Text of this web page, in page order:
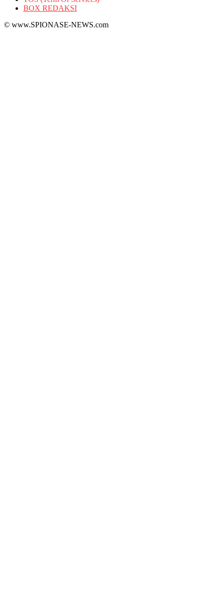
BOX REDAKSI
© www.SPIONASE-NEWS.com